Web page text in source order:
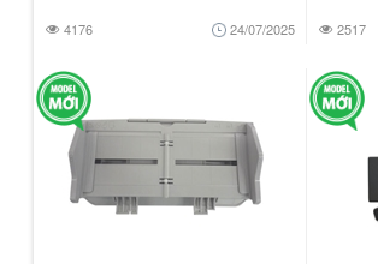
4176 24/07/2025 2517